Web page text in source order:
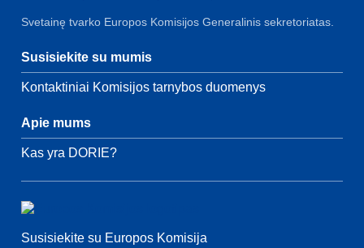
Svetainę tvarko Europos Komisijos Generalinis sekretoriatas.
Susisiekite su mumis
Kontaktiniai Komisijos tarnybos duomenys
Apie mums
Kas yra DORIE?
Susisiekite su Europos Komisija